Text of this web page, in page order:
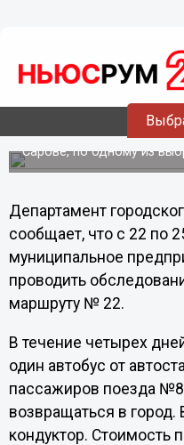
19.07.201117:36
В Нижегородской
пассажиропоток
Так, изучение
Сарове, по одному из
Департамент
сообщает, что с 22 по
муниципальное
проводить
маршруту № 22.
В течение четырех
один автобус от
пассажиров поезда
возвращаться в город.
кондуктор. Стоимость